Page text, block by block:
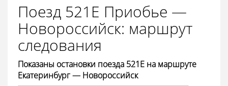
Поезд 521Е Приобье —
Новороссийск: маршрут
следования
Показаны остановки поезда 521Е на маршруте
Екатеринбург — Новороссийск